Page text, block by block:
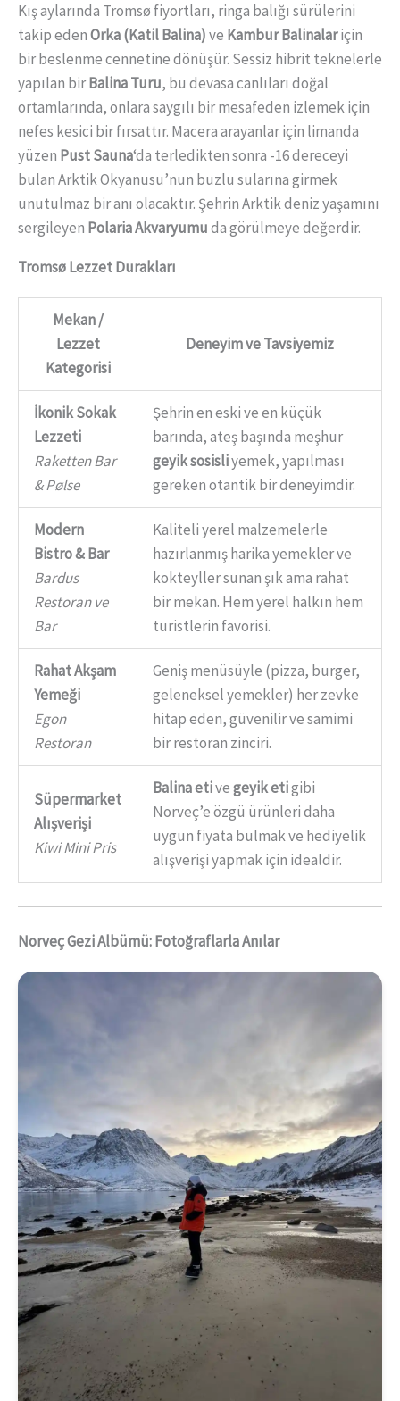
Kış aylarında Tromsø fiyortları, ringa balığı sürülerini
takip edenOrka (Katil Balina)ve Kambur Balinalariçin
bir beslenme cennetine dönüşür. Sessiz hibrit teknelerle
yapılan birBalina Turu, bu devasa canlıları doğal
ortamlarında, onlara saygılı bir mesafeden izlemek için
nefes kesici bir fırsattır. Macera arayanlar için limanda
yüzen Pust Sauna‘da terledikten sonra -16 dereceyi
bulan Arktik Okyanusu’nun buzlu sularına girmek
unutulmaz bir anı olacaktır. Şehrin Arktik deniz yaşamını
sergileyen Polaria Akvaryumuda görülmeye değerdir.
Tromsø Lezzet Durakları
Mekan /
Lezzet
Kategorisi
Deneyim ve Tavsiyemiz
İkonik Sokak
Lezzeti
Raketten Bar
& Pølse
Şehrin en eski ve en küçük
barında, ateş başında meşhur
geyik sosisliyemek, yapılması
gereken otantik bir deneyimdir.
Modern
Bistro & Bar
Bardus
Restoran ve
Bar
Kaliteli yerel malzemelerle
hazırlanmış harika yemekler ve
kokteyller sunan şık ama rahat
bir mekan. Hem yerel halkın hem
turistlerin favorisi.
Rahat Akşam
Yemeği
Egon
Restoran
Geniş menüsüyle (pizza, burger,
geleneksel yemekler) her zevke
hitap eden, güvenilir ve samimi
bir restoran zinciri.
Süpermarket
Alışverişi
Kiwi Mini Pris
Balina etivegeyik etigibi
Norveç’e özgü ürünleri daha
uygun fiyata bulmak ve hediyelik
alışverişi yapmak için idealdir.
Norveç Gezi Albümü: Fotoğraflarla Anılar